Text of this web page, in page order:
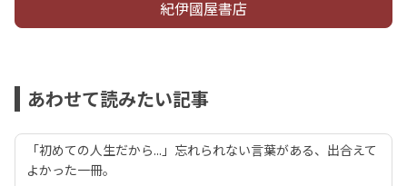
紀伊國屋書店
あわせて読みたい記事
「初めての人生だから...」忘れられない言葉がある、出合えて
よかった一冊。